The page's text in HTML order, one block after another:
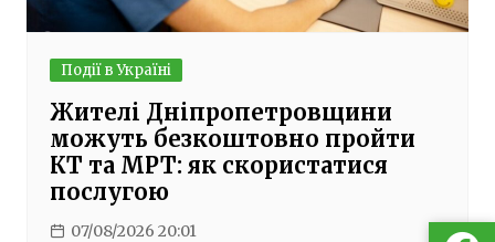
Події в Україні
Жителі Дніпропетровщини
можуть безкоштовно пройти
КТ та МРТ: як скористатися
послугою
07/08/2026 20:01